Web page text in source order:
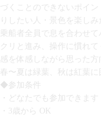
づくことのできないポイ
りしたい人・景色を楽し
乗船者全員で息を合わせ
クリと進み、操作に慣れ
感を体感しながら思った
春〜夏は緑葉、秋は紅葉
◆参加条件
・どなたでも参加できます
・3歳から OK